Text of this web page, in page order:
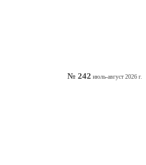
№ 242 июль-август 2026 г.